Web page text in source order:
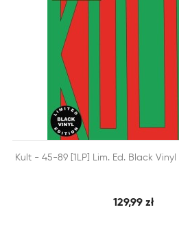
 DODAJ DO KOSZYKA 
Kult - 45-89 [1LP] Lim. Ed. Black
129,99 zł